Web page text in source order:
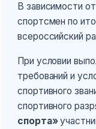
В зависимости
спортсмен по
всероссийский
При условии
требований и
спортивного
спортивного
спорта»